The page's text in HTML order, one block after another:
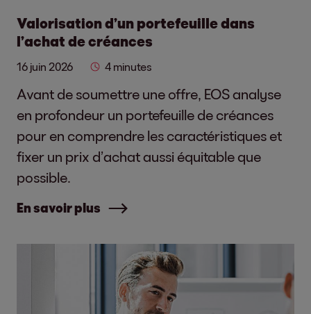
Valorisation d’un portefeuille dans
l’achat de créances
16 juin 2026 4 minutes
Avant de soumettre une offre, EOS analyse
en profondeur un portefeuille de créances
pour en comprendre les caractéristiques et
fixer un prix d’achat aussi équitable que
possible.
En savoir plus